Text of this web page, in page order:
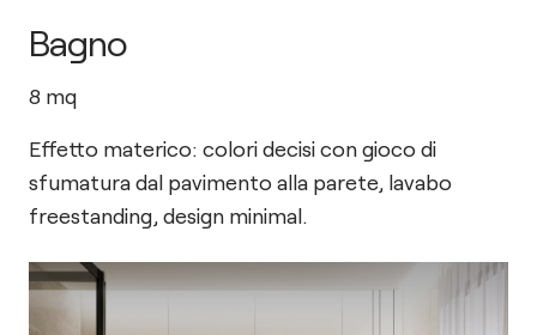
Bagno
8 mq
Effetto materico: colori decisi con gioco di
sfumatura dal pavimento alla parete, lavabo
freestanding, design minimal.